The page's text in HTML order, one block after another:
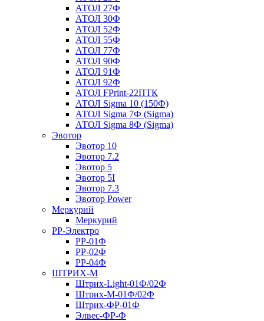
АТОЛ 27Ф
АТОЛ 30Ф
АТОЛ 52Ф
АТОЛ 55Ф
АТОЛ 77Ф
АТОЛ 90Ф
АТОЛ 91Ф
АТОЛ 92Ф
АТОЛ FPrint-22ПТК
АТОЛ Sigma 10 (150Ф)
АТОЛ Sigma 7Ф (Sigma)
АТОЛ Sigma 8Ф (Sigma)
Эвотор
Эвотор 10
Эвотор 7.2
Эвотор 5
Эвотор 5I
Эвотор 7.3
Эвотор Power
Меркурий
Меркурий
РР-Электро
РР-01Ф
РР-02Ф
РР-04Ф
ШТРИХ-М
Штрих-Light-01Ф/02Ф
Штрих-М-01Ф/02Ф
Штрих-ФР-01Ф
Элвес-ФР-Ф